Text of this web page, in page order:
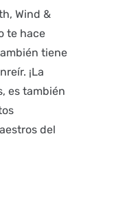
Wind &
te hace
tiene
¡La
es también
del